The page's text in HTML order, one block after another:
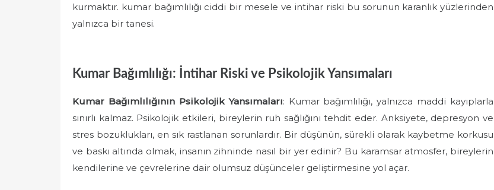
kurmaktır. kumar bağımlılığı ciddi bir mesele ve intihar riski bu sorunun karanlık yüzlerinden
yalnızca bir tanesi.
Kumar Bağımlılığı: İntihar Riski ve Psikolojik Yansımaları
Kumar Bağımlılığının Psikolojik Yansımaları: Kumar bağımlılığı, yalnızca maddi kayıplarla
sınırlı kalmaz. Psikolojik etkileri, bireylerin ruh sağlığını tehdit eder. Anksiyete, depresyon ve
stres bozuklukları, en sık rastlanan sorunlardır. Bir düşünün, sürekli olarak kaybetme korkusu
ve baskı altında olmak, insanın zihninde nasıl bir yer edinir? Bu karamsar atmosfer, bireylerin
kendilerine ve çevrelerine dair olumsuz düşünceler geliştirmesine yol açar.